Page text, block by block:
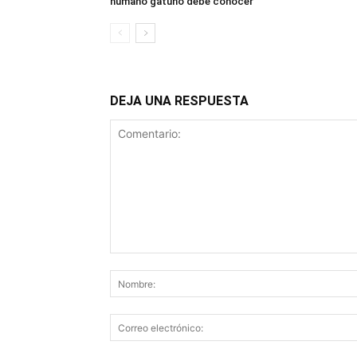
DEJA UNA RESPUESTA